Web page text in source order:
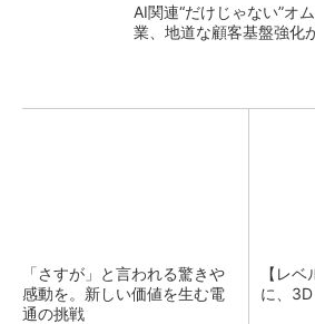
AI関連“だけじゃない”オ
業、地道な顧客基盤強化
「さすが」と言われる驚きや
感動を。新しい価値を生む電
通の挑戦
【レ
に、3D